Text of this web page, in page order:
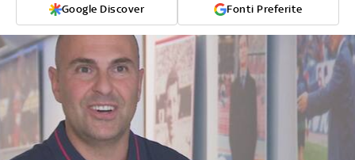
Google Discover Fonti Preferite